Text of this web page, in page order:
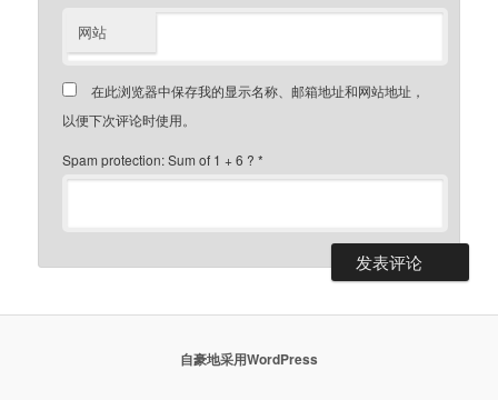
网站
在此浏览器中保存我的显示名称、邮箱地址和网站地址，
以便下次评论时使用。
Spam protection: Sum of 1 + 6 ? *
自豪地采用WordPress